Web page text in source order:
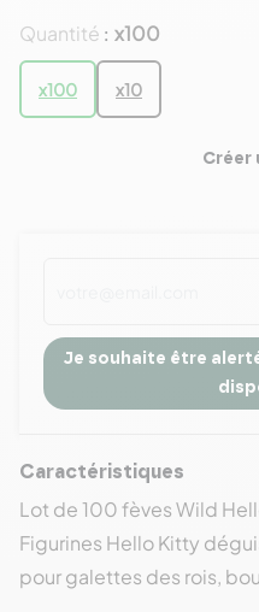
Quantité : x100
x100 x10
Créer
Je souhaite être
Caractéristiques
Lot de 100 fèves Wild
Figurines Hello Kitty
pour galettes des rois,